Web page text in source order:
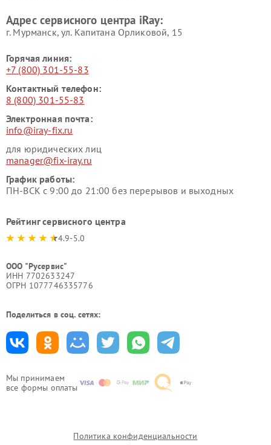
Мы принимаем
все формы оплаты
Адрес сервисного центра iRay:
г. Мурманск, ул. Капитана Орликовой, 15
Горячая линия:
+7 (800) 301-55-83
Контактный телефон:
8 (800) 301-55-83
Электронная почта:
info@iray-fix.ru
для юридических лиц
manager@fix-iray.ru
График работы:
ПН-ВСК с 9:00 до 21:00 без перерывов и выходных
Рейтинг сервисного центра
4.9-5.0
ООО "Русервис"
ИНН 7702633247
ОГРН 1077746335776
Поделиться в соц. сетях:
Политика конфиденциальности